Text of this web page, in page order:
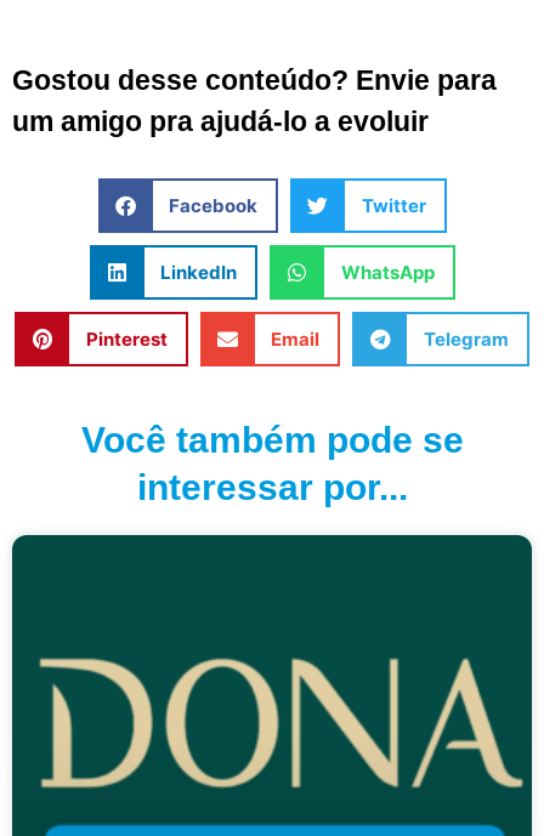
Gostou desse conteúdo? Envie para
um amigo pra ajudá-lo a evoluir
Facebook Twitter
LinkedIn WhatsApp
Pinterest Email Telegram
Você também pode se
interessar por...